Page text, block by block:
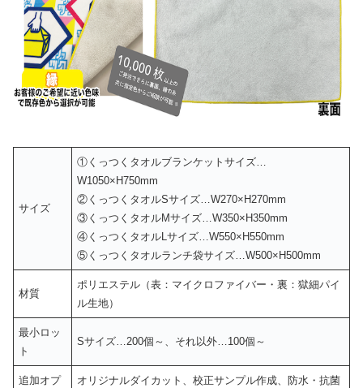
サイズ
①くっつくタオルブランケットサイズ…
W1050×H750mm
②くっつくタオルSサイズ…W270×H270mm
③くっつくタオルMサイズ…W350×H350mm
④くっつくタオルLサイズ…W550×H550mm
⑤くっつくタオルランチ袋サイズ…W500×H500mm
材質
ポリエステル（表：マイクロファイバー・裏：獄細パイ
ル生地）
最小ロッ
ト
Sサイズ…200個～、それ以外…100個～
追加オプ
オリジナルダイカット、校正サンプル作成、防水・抗菌